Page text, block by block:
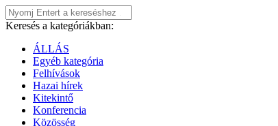
Keresés a kategóriákban:
ÁLLÁS
Egyéb kategória
Felhívások
Hazai hírek
Kitekintő
Konferencia
Közösség